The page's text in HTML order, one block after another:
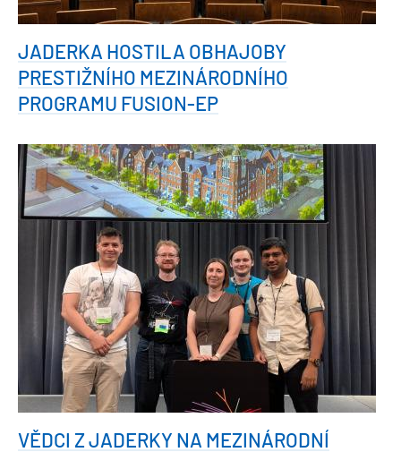
JADERKA HOSTILA OBHAJOBY
PRESTIŽNÍHO MEZINÁRODNÍHO
PROGRAMU FUSION-EP
VĚDCI Z JADERKY NA MEZINÁRODNÍ